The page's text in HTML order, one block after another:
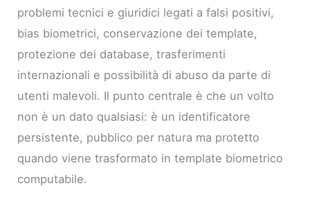
problemi tecnici e giuridici legati a falsi positivi,
bias biometrici, conservazione dei template,
protezione dei database, trasferimenti
internazionali e possibilità di abuso da parte di
utenti malevoli. Il punto centrale è che un volto
non è un dato qualsiasi: è un identificatore
persistente, pubblico per natura ma protetto
quando viene trasformato in template biometrico
computabile.